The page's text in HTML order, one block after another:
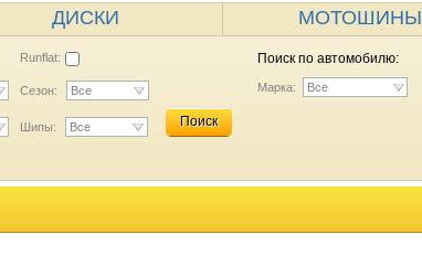
ДИСКИ МОТОШИНЫ
Runflat:
Сезон: Все
Шипы: Все Поиск
Поиск по автомобилю:
Марка: Все